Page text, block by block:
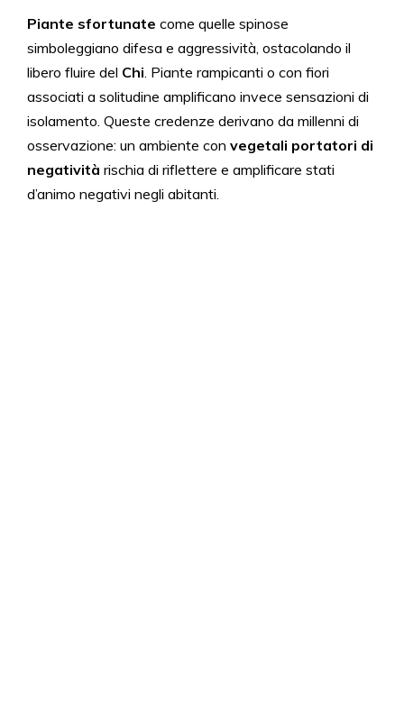
Piante sfortunate come quelle spinose
simboleggiano difesa e aggressività, ostacolando il
libero fluire del Chi. Piante rampicanti o con fiori
associati a solitudine amplificano invece sensazioni di
isolamento. Queste credenze derivano da millenni di
osservazione: un ambiente con vegetali portatori di
negatività rischia di riflettere e amplificare stati
d’animo negativi negli abitanti.